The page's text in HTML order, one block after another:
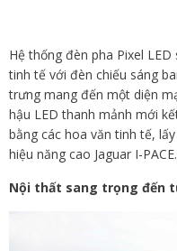
Hệ thống đèn pha Pixel
tinh tế với đèn chiếu sáng
trưng mang đến một diện
hậu LED thanh mảnh mới
bằng các hoa văn tinh tế,
hiệu năng cao Jaguar I-PACE.
Nội thất sang trọng đến